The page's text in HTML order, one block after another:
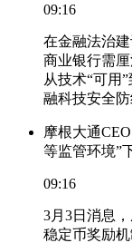
09:16
在金融法治
商业银行需
从技术“可用
融科技安全防
摩根大通
等监管环境”
09:16
3月3日消息，
稳定币奖励